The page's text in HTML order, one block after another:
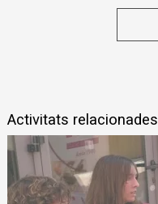
Activitats relacionades